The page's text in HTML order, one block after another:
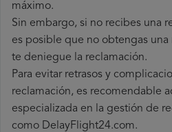
máximo.
Sin embargo, si no recibes una
es posible que no obtengas una
te deniegue la reclamación.
Para evitar retrasos y
reclamación, es recomendable
especializada en la gestión de
como DelayFlight24.com.